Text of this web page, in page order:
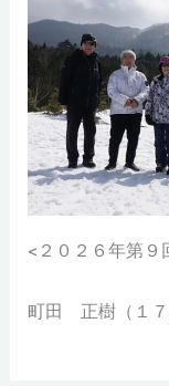
<２０２６年第９
町田 正樹（１７